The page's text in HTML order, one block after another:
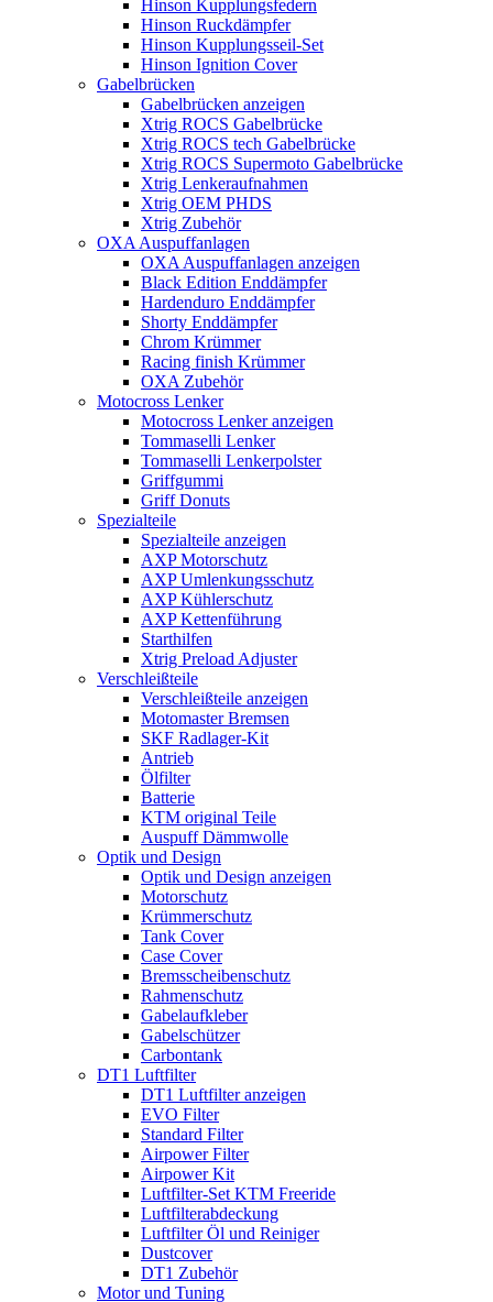
Hinson Kupplungsfedern
Hinson Ruckdämpfer
Hinson Kupplungsseil-Set
Hinson Ignition Cover
Gabelbrücken
Gabelbrücken anzeigen
Xtrig ROCS Gabelbrücke
Xtrig ROCS tech Gabelbrücke
Xtrig ROCS Supermoto Gabelbrücke
Xtrig Lenkeraufnahmen
Xtrig OEM PHDS
Xtrig Zubehör
OXA Auspuffanlagen
OXA Auspuffanlagen anzeigen
Black Edition Enddämpfer
Hardenduro Enddämpfer
Shorty Enddämpfer
Chrom Krümmer
Racing finish Krümmer
OXA Zubehör
Motocross Lenker
Motocross Lenker anzeigen
Tommaselli Lenker
Tommaselli Lenkerpolster
Griffgummi
Griff Donuts
Spezialteile
Spezialteile anzeigen
AXP Motorschutz
AXP Umlenkungsschutz
AXP Kühlerschutz
AXP Kettenführung
Starthilfen
Xtrig Preload Adjuster
Verschleißteile
Verschleißteile anzeigen
Motomaster Bremsen
SKF Radlager-Kit
Antrieb
Ölfilter
Batterie
KTM original Teile
Auspuff Dämmwolle
Optik und Design
Optik und Design anzeigen
Motorschutz
Krümmerschutz
Tank Cover
Case Cover
Bremsscheibenschutz
Rahmenschutz
Gabelaufkleber
Gabelschützer
Carbontank
DT1 Luftfilter
DT1 Luftfilter anzeigen
EVO Filter
Standard Filter
Airpower Filter
Airpower Kit
Luftfilter-Set KTM Freeride
Luftfilterabdeckung
Luftfilter Öl und Reiniger
Dustcover
DT1 Zubehör
Motor und Tuning